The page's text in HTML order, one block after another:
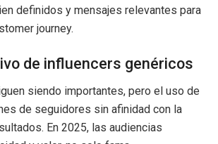
definidos y mensajes relevantes para
journey.
de influencers genéricos
siendo importantes, pero el uso de
de seguidores sin afinidad con la
En 2025, las audiencias